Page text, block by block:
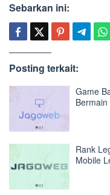
Sebarkan ini:
Posting terkait:
Game
Rank
Mobile